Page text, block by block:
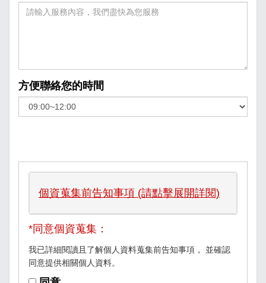
方便聯絡您的時間
個資蒐集前告知事項 (請點擊展開詳閱)
*同意個資蒐集：
我已詳細閱讀且了解個人資料蒐集前告知事項， 並確認
同意提供相關個人資料。